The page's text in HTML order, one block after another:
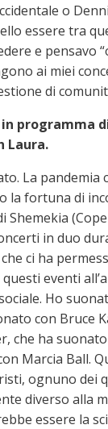
o
essere tra
e pensavo
ai miei
di
programma
Laura.
La pandemia
la fortuna di
Shemekia
in duo
ci ha
eventi
Ho
con Bruce
che ha
Marcia Ball.
ognuno dei
diverso alla
essere la